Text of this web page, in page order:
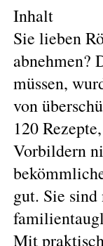
Inhalt
Sie lieben
abnehmen?
müssen,
von
120
Vorbildern
gut. Sie
Mit